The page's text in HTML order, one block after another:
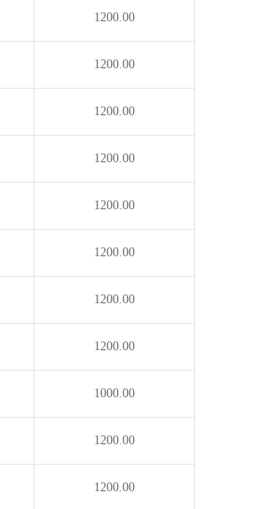
1200.00
1200.00
1200.00
1200.00
1200.00
1200.00
1200.00
1200.00
1000.00
1200.00
1200.00